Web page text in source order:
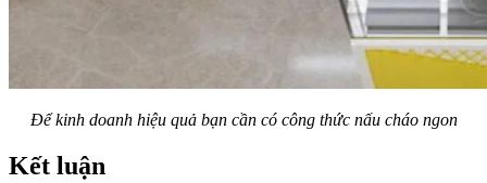
Để kinh doanh hiệu quả bạn cần có công thức nấu cháo ngon
Kết luận